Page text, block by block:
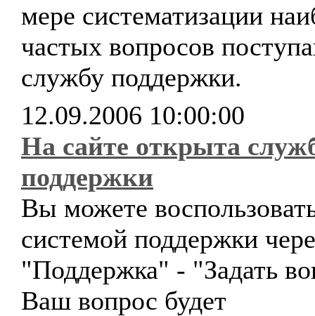
мере систематизации
частых вопросов
службу поддержки.
12.09.2006 10:00:00
На сайте открыта
поддержки
Вы можете
системой поддержки
"Поддержка" - "Задать
Ваш вопрос будет